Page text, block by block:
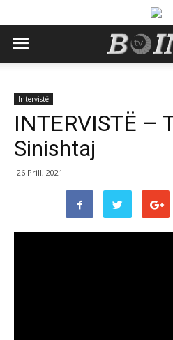
Intervistë
INTERVISTË –
Sinishtaj
26 Prill, 2021